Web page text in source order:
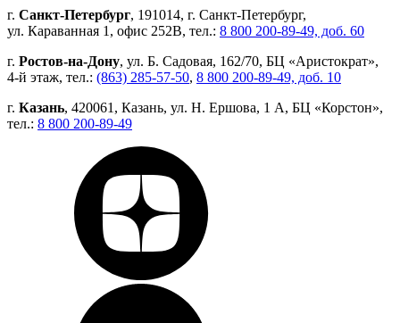
г. Санкт-Петербург, 191014, г. Санкт-Петербург,
ул. Караванная 1, офис 252В, тел.: 8 800 200-89-49, доб. 60
г. Ростов-на-Дону, ул. Б. Садовая, 162/70, БЦ «Аристократ»,
4-й этаж, тел.: (863) 285-57-50, 8 800 200-89-49, доб. 10
г. Казань, 420061, Казань, ул. Н. Ершова, 1 А, БЦ «Корстон»,
тел.: 8 800 200-89-49